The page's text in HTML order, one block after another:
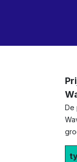
De